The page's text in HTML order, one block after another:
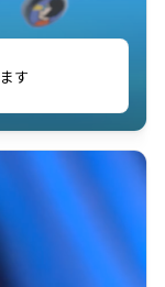
参加の授業が実
れしい」「解く